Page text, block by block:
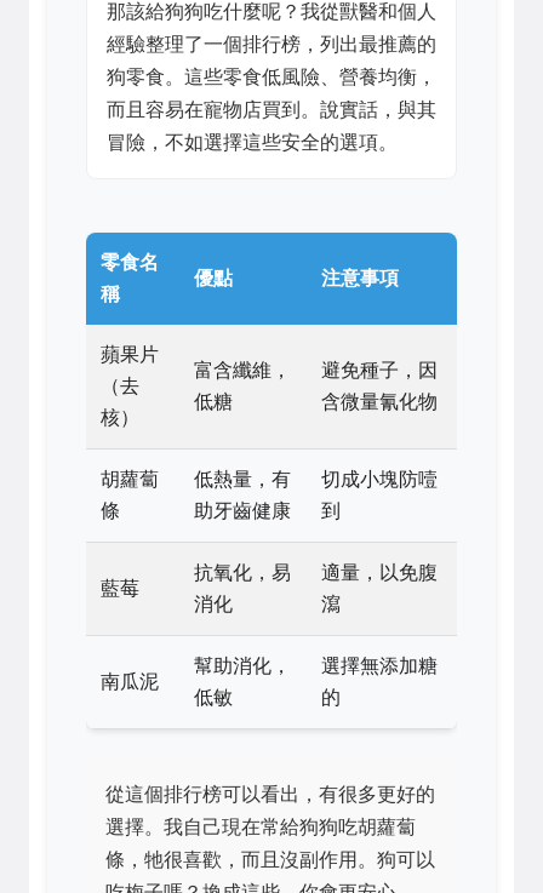
那該給狗狗吃什麼呢？我從獸醫和個人
經驗整理了一個排行榜，列出最推薦的
狗零食。這些零食低風險、營養均衡，
而且容易在寵物店買到。說實話，與其
冒險，不如選擇這些安全的選項。
零食名
稱
優點 注意事項
蘋果片
（去
核）
富含纖維，
低糖
避免種子，因
含微量氰化物
胡蘿蔔
條
低熱量，有
助牙齒健康
切成小塊防噎
到
藍莓
抗氧化，易
消化
適量，以免腹
瀉
南瓜泥
幫助消化，
低敏
選擇無添加糖
的
從這個排行榜可以看出，有很多更好的
選擇。我自己現在常給狗狗吃胡蘿蔔
條，牠很喜歡，而且沒副作用。狗可以